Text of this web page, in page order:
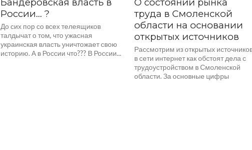
России… ?
До сих пор со всех телеящиков
талдычат о том, что ужасная
украинская власть уничтожает свою
историю. А в России что??? В России...
труда в Смоленской
области на основании
открытых источников
Рассмотрим из открытых
в сети интернет как обстоят дела с
трудоустройством в Смоленской
области. За основные цифры